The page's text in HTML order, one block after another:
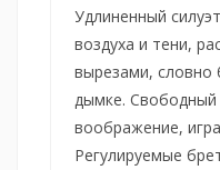
Удлиненный
воздуха и тени,
вырезами, словно
дымке. Свободный
воображение,
Регулируемые